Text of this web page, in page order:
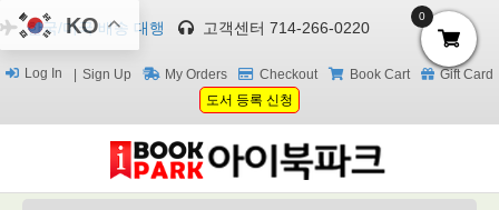
한국/미국 배송 대행 고객센터 714-266-0220
Log In Sign Up My Orders Checkout Book Cart
Gift Card
도서 등록 신청
KO 0